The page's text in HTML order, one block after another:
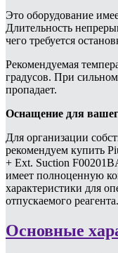
Это оборудование
Длительность
чего требуется
Рекомендуемая
градусов. При
пропадает.
Оснащение для
Для организации
рекомендуем купить
+ Ext. Suction
имеет полноценную
характеристики для
отпускаемого реагента.
Основные